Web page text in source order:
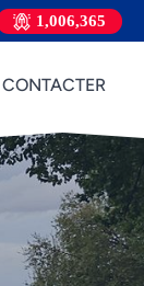
1,006,365